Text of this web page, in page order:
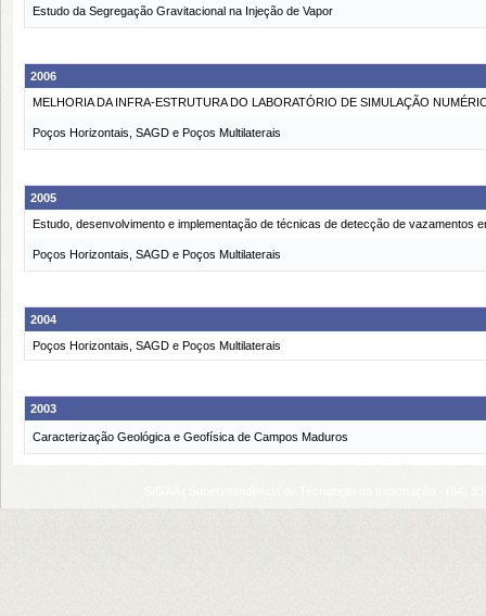
Estudo da Segregação Gravitacional na Injeção de Vapor
2006
MELHORIA DA INFRA-ESTRUTURA DO LABORATÓRIO DE SIMULAÇÃO
Poços Horizontais, SAGD e Poços Multilaterais
2005
Estudo, desenvolvimento e implementação de técnicas de detecção de vazamentos
Poços Horizontais, SAGD e Poços Multilaterais
2004
Poços Horizontais, SAGD e Poços Multilaterais
2003
Caracterização Geológica e Geofísica de Campos Maduros